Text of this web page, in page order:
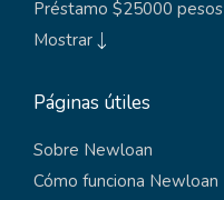
Préstamo $25000 pesos
Mostrar
Páginas útiles
Sobre Newloan
Cómo funciona Newloan